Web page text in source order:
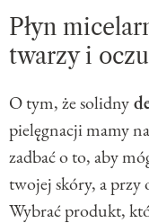
Płyn
twarzy i
O tym, że solidny
pielęgnacji mamy
zadbać o to, aby
twojej skóry, a przy
Wybrać produkt,